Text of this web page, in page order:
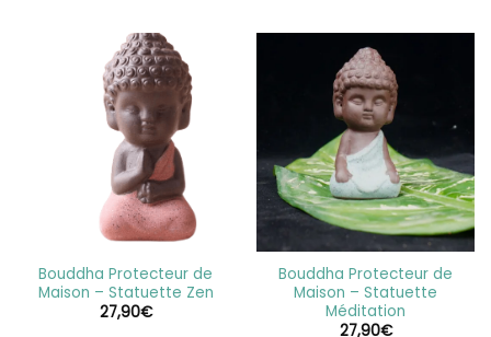
à
Bouddha Protecteur de
Maison – Statuette Zen
27,90€
Bouddha Protecteur de
Maison – Statuette
Méditation
27,90€